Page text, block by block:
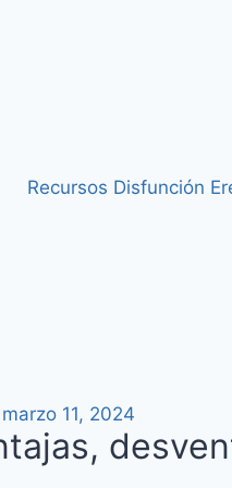
Recursos Disfunción
marzo 11, 2024